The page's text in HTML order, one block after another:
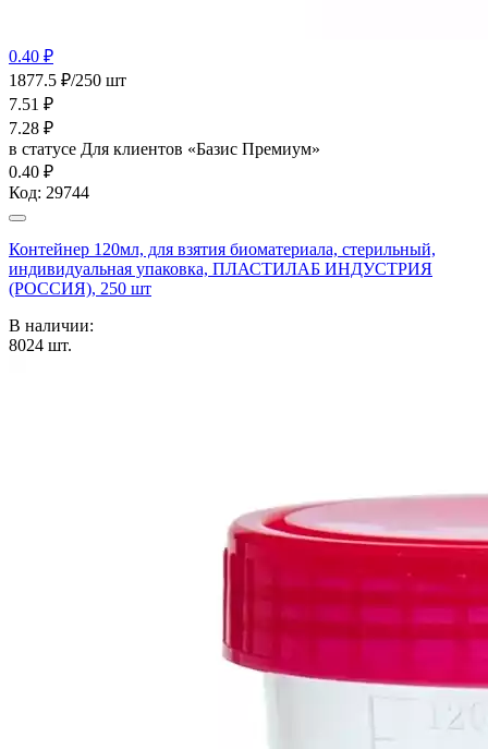
0.40 ₽
1877.5 ₽/250 шт
7.51 ₽
7.28 ₽
в статусе Для клиентов «Базис Премиум»
0.40 ₽
Код: 29744
Контейнер 120мл, для взятия биоматериала, стерильный,
индивидуальная упаковка, ПЛАСТИЛАБ ИНДУСТРИЯ
(РОССИЯ), 250 шт
В наличии:
8024 шт.